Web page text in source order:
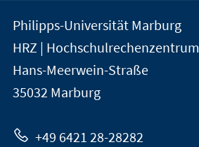
Kontakt
und
Informationen
zur
Website
der
Universität
Marburg
Philipps-Universität Marburg
HRZ | Hochschulrechenzentrum
Hans-Meerwein-Straße
35032 Marburg
+49 6421 28-28282